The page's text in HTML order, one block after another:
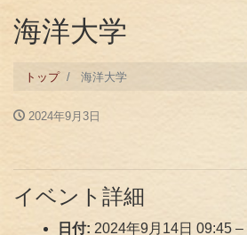
海洋大学
トップ 海洋大学
2024年9月3日
イベント詳細
日付: 2024年9月14日 09:45 –